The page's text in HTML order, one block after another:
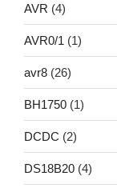
AVR (4)
AVR0/1 (1)
avr8 (26)
BH1750 (1)
DCDC (2)
DS18B20 (4)